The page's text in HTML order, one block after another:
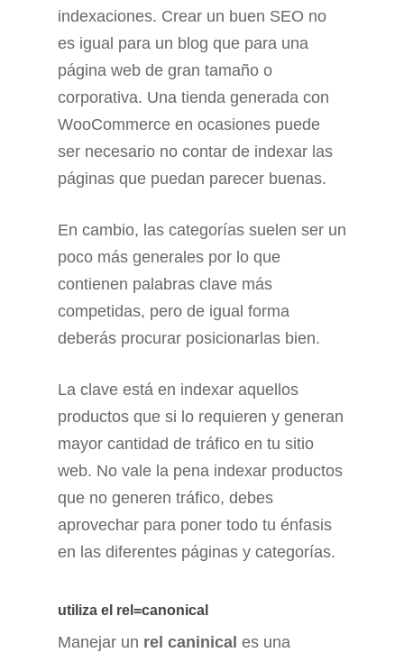
indexaciones. Crear un buen SEO no
es igual para un blog que para una
página web de gran tamaño o
corporativa. Una tienda generada con
WooCommerce en ocasiones puede
ser necesario no contar de indexar las
páginas que puedan parecer buenas.
En cambio, las categorías suelen ser un
poco más generales por lo que
contienen palabras clave más
competidas, pero de igual forma
deberás procurar posicionarlas bien.
La clave está en indexar aquellos
productos que si lo requieren y generan
mayor cantidad de tráfico en tu sitio
web. No vale la pena indexar productos
que no generen tráfico, debes
aprovechar para poner todo tu énfasis
en las diferentes páginas y categorías.
utiliza el rel=canonical
Manejar un rel caninical es una